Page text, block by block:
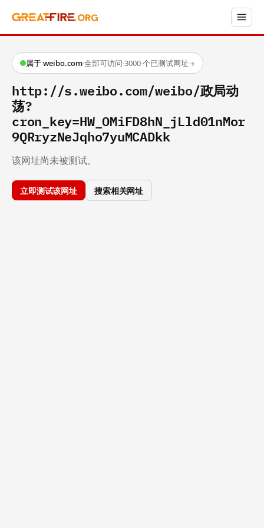
属于 weibo.com·全部可访问·3000 个已测试网址→
http://s.weibo.com/weibo/政局动
荡?
cron_key=HW_OMiFD8hN_jLld01nMor
9QRryzNeJqho7yuMCADkk
该网址尚未被测试。
立即测试该网址 搜索相关网址